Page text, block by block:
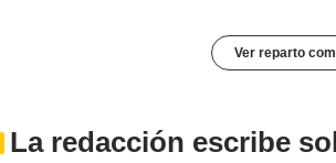
Ver reparto
La redacción escribe